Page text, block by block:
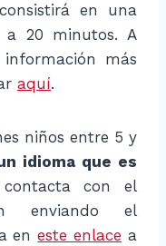
en una
a 20 minutos. A
más
aquí.
niños entre 5 y
idioma que es
con el
enviando el
eneste enlace a